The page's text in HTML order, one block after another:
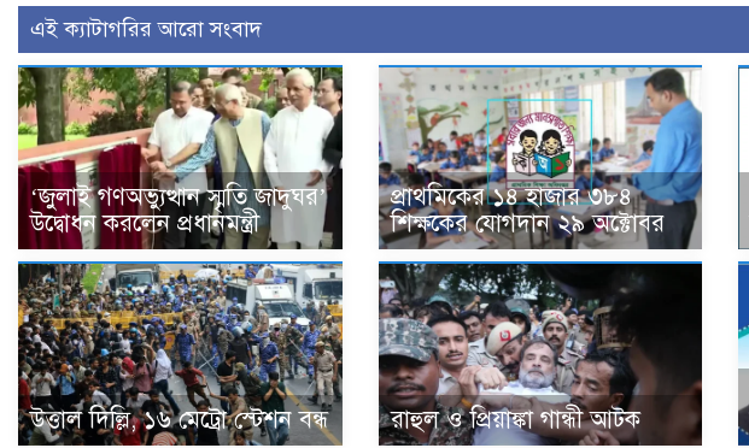
এই ক্যাটাগরির আরো সংবাদ
‘জুলাই গণঅভ্যুত্থান স্মৃতি জাদুঘর’
উদ্বোধন করলেন প্রধানমন্ত্রী
প্রাথমিকের ১৪ হাজার ৩৮৪
শিক্ষকের যোগদান ২৯ অক্টোবর
উত্তাল দিল্লি, ১৬ মেট্রো স্টেশন বন্ধ রাহুল ও প্রিয়াঙ্কা গান্ধী আটক